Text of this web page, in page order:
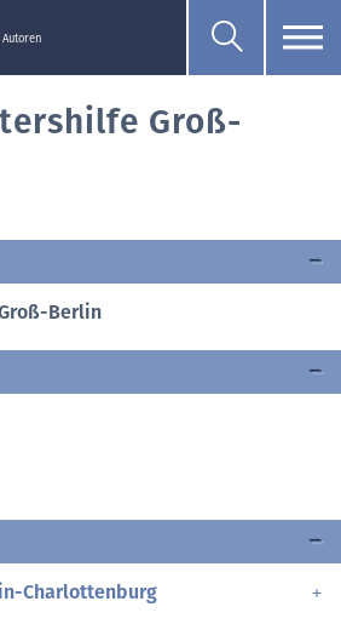
Groß-
Berlin
Charlottenburg